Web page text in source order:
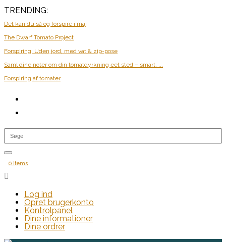
TRENDING:
Det kan du så og forspire i maj
The Dwarf Tomato Project
Forspiring: Uden jord, med vat & zip-pose
Saml dine noter om din tomatdyrkning eet sted – smart, ...
Forspiring af tomater
0 Items

Log ind
Opret brugerkonto
Kontrolpanel
Dine informationer
Dine ordrer